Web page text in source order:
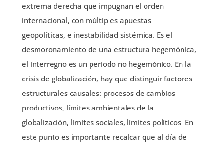
extrema derecha que impugnan el orden
internacional, con múltiples apuestas
geopolíticas, e inestabilidad sistémica. Es el
desmoronamiento de una estructura hegemónica,
el interregno es un periodo no hegemónico. En la
crisis de globalización, hay que distinguir factores
estructurales causales: procesos de cambios
productivos, límites ambientales de la
globalización, límites sociales, límites políticos. En
este punto es importante recalcar que al día de